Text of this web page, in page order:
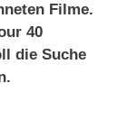
Filme.
40
die Suche